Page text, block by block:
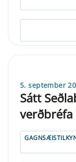
5. september
Sátt
verðbréfa